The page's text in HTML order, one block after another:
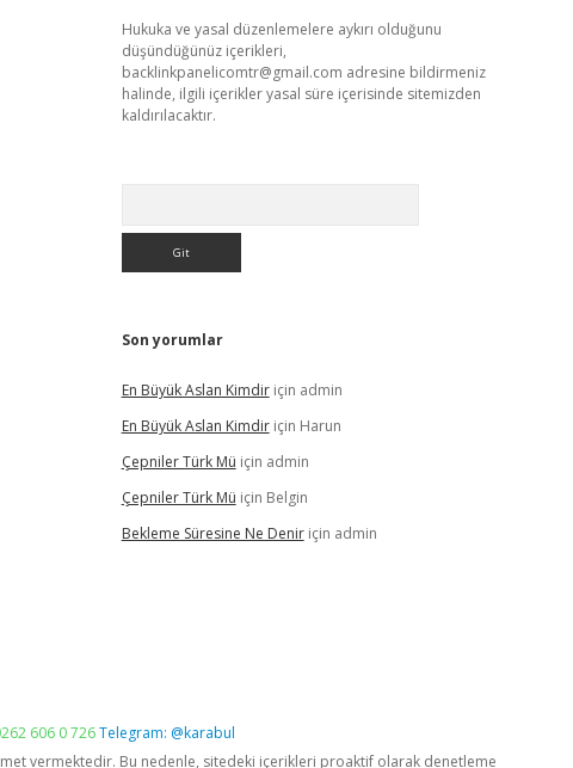
Hukuka ve yasal düzenlemelere aykırı olduğunu
düşündüğünüz içerikleri,
backlinkpanelicomtr@gmail.com adresine bildirmeniz
halinde, ilgili içerikler yasal süre içerisinde sitemizden
kaldırılacaktır.
Son yorumlar
En Büyük Aslan Kimdiriçin admin
En Büyük Aslan Kimdiriçin Harun
Çepniler Türk Mü için admin
Çepniler Türk Mü için Belgin
Bekleme Süresine Ne Deniriçin admin
606 0 726Telegram: @karabul
vermektedir. Bu nedenle, sitedeki içerikleri proaktif olarak denetleme